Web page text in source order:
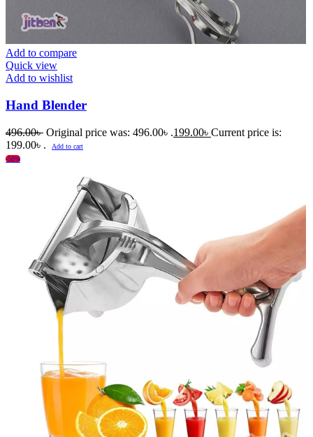
Add to compare
Quick view
Add to wishlist
Hand Blender
496.00৳ Original price was: 496.00৳ .199.00৳ Current price is:
199.00৳ .
Add to cart
-50%